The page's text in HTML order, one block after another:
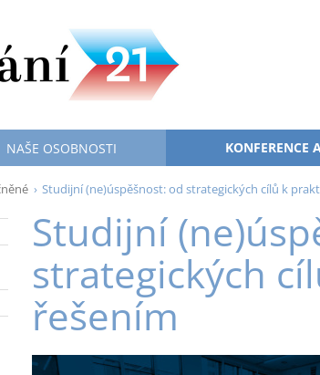
NAŠE OSOBNOSTI KONFERENCE
Studijní (ne)úspěšnost: od strategických cílů k
Studijní
strategických
řešením